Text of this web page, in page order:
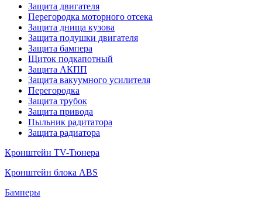
Защита двигателя
Перегородка моторного отсека
Защита днища кузова
Защита подушки двигателя
Защита бампера
Щиток подкапотный
Защита АКПП
Защита вакуумного усилителя
Перегородка
Защита трубок
Защита привода
Пыльник радитатора
Защита радиатора
Кронштейн TV-Тюнера
Кронштейн блока ABS
Бамперы